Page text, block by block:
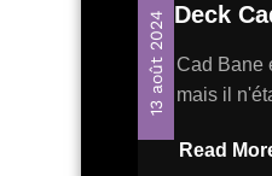
13 août 2024 Deck
Cad Bane
mais il
Read